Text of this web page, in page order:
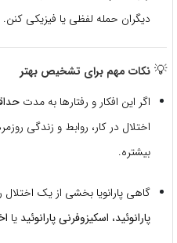
دیگران حمله لفظی یا فیزیکی کنن.
💡 نکات مهم برای تشخیص بهتر
اگر این افکار و رفتارها به مدت
اختلال در کار، روابط و زندگی
بیشتره.
گاهی پارانویا بخشی از یک اختلال
پارانوئید، اسکیزوفرنی پارانوئید یا